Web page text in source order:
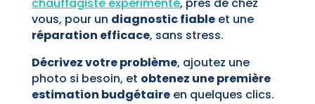
chauffagiste expérimenté, près de chez
vous, pour un diagnostic fiableet une
réparation efficace, sans stress.
Décrivez votre problème, ajoutez une
photo si besoin, et obtenez une première
estimation budgétaireen quelques clics.